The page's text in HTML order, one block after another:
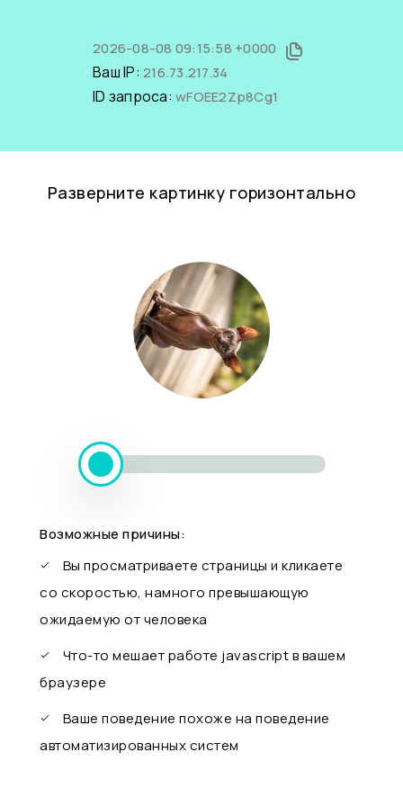
2026-08-08 09:15:58 +0000
Ваш IP: 216.73.217.34
ID запроса: wFOEE2Zp8Cg1
Разверните картинку горизонтально
Возможные причины:
Вы просматриваете страницы и кликаете
со скоростью, намного превышающую
ожидаемую от человека
Что-то мешает работе javascript в вашем
браузере
Ваше поведение похоже на поведение
автоматизированных систем